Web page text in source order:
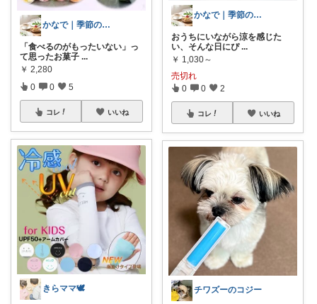
かなで｜季節のスイーツとお得な手帖🌿
「食べるのがもったいない」っ
て思ったお菓子 ...
￥ 2,280
0 0 5
コレ いいね
きらママ🕊
かなで｜季節のスイーツとお得な手帖🌿
おうちにいながら涼を感じた
い、そんな日にぴ ...
￥ 1,030～
売切れ
0 0 2
コレ いいね
チワズーのコジー